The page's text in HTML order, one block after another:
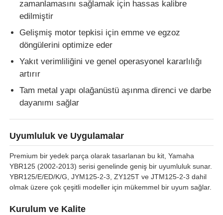
Ana sayfa
Ürünler
zamanlamasını sağlamak için hassas kalibre
edilmiştir
Gelişmiş motor tepkisi için emme ve egzoz
döngülerini optimize eder
Yakıt verimliliğini ve genel operasyonel kararlılığı
artırır
Tam metal yapı olağanüstü aşınma direnci ve darbe
dayanımı sağlar
Uyumluluk ve Uygulamalar
Premium bir yedek parça olarak tasarlanan bu kit, Yamaha
YBR125 (2002-2013) serisi genelinde geniş bir uyumluluk sunar.
YBR125/E/ED/K/G, JYM125-2-3, ZY125T ve JTM125-2-3 dahil
olmak üzere çok çeşitli modeller için mükemmel bir uyum sağlar.
Kurulum ve Kalite